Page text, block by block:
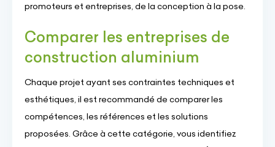
promoteurs et entreprises, de la conception à la pose.
Comparer les entreprises de
construction aluminium
Chaque projet ayant ses contraintes techniques et
esthétiques, il est recommandé de comparer les
compétences, les références et les solutions
proposées. Grâce à cette catégorie, vous identifiez